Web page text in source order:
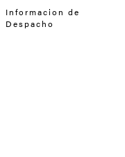
Informacion de
Despacho